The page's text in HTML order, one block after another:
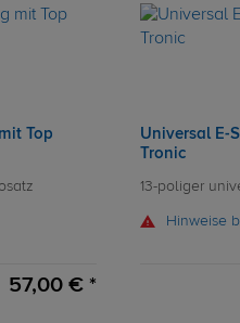
Top
57,00 € *
Universal E-
Tronic
13-poliger
Hinweise